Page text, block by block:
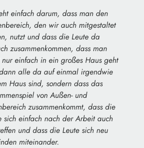
einfach darum, dass man den
den wir auch mitgestaltet
nutzt und dass die Leute da
zusammenkommen, dass man
einfach in ein großes Haus geht
alle da auf einmal irgendwie
Haus sind, sondern dass das
von Außen- und
zusammenkommt, dass die
sich einfach nach der Arbeit auch
und dass die Leute sich neu
miteinander.